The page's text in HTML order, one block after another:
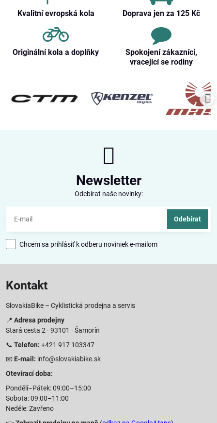
Kvalitní evropská kola Doprava jen za 125 Kč
Originální kola a doplňky
Spokojení zákazníci,
vracející se rodiny
Newsletter
Odebírat naše novinky:
Odebírat
Chcem sa prihlásiť k odberu noviniek e-mailom
Kontakt
SlovakiaBike – Cyklistická prodejna a servis
📍 Adresa prodejny
Stará cesta 2 · 93101 · Šamorín
📞 Telefon: +421 917 103347
📧 E-mail: info@slovakiabike.sk
Otevírací doba:
Pondělí–Pátek: 09:00–15:00
Sobota: 09:00–11:00
Neděle: Zavřeno